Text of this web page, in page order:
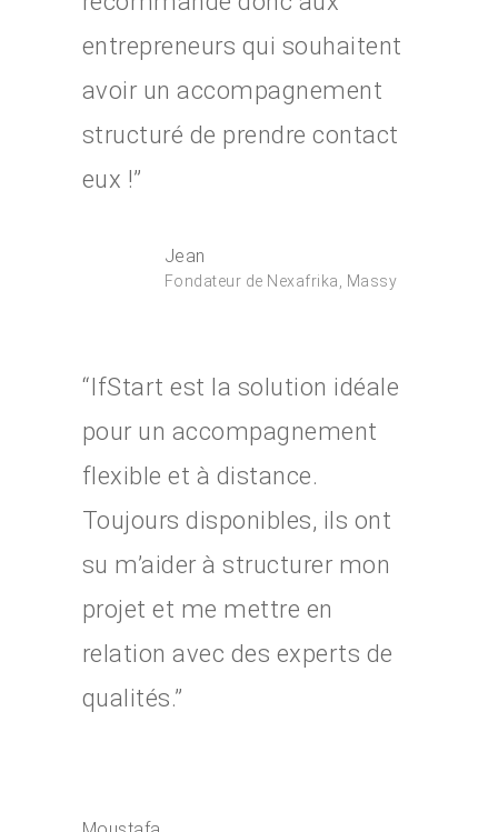
entrepreneurs qui souhaitent
avoir un accompagnement
structuré de prendre contact
eux !”
Jean
Fondateur de Nexafrika, Massy
“IfStart est la solution idéale
pour un accompagnement
flexible et à distance.
Toujours disponibles, ils ont
su m’aider à structurer mon
projet et me mettre en
relation avec des experts de
qualités.”